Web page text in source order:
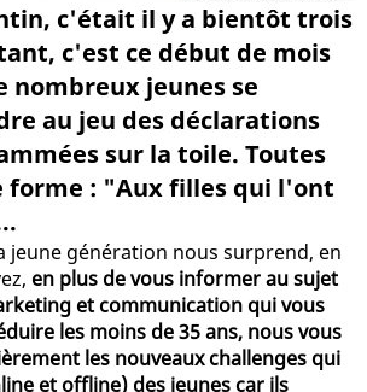
c'était il y a bientôt trois
c'est ce début de mois
nombreux jeunes se
au jeu des déclarations
sur la toile. Toutes
forme : "Aux filles qui l'ont
jeune génération nous surprend, en
en plus de vous informer au sujet
et communication qui vous
les moins de 35 ans, nous vous
les nouveaux challenges qui
et offline) des jeunes car ils